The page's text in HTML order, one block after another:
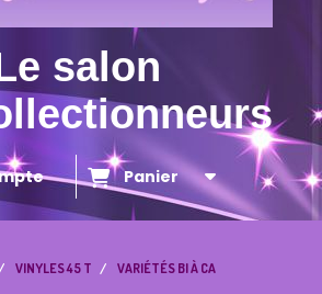
salon
Panier
VINYLES 45 T VARIÉTÉS BI À CA